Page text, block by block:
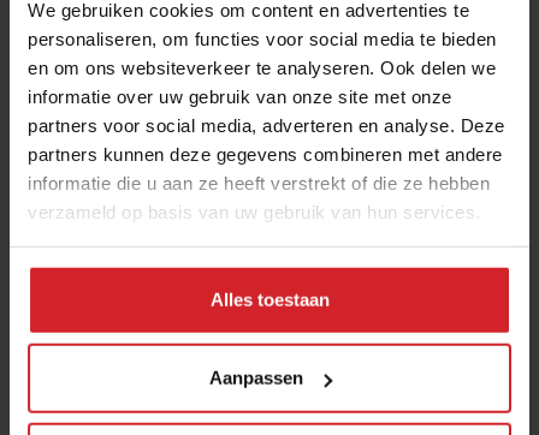
We gebruiken cookies om content en advertenties te
personaliseren, om functies voor social media te bieden
en om ons websiteverkeer te analyseren. Ook delen we
informatie over uw gebruik van onze site met onze
partners voor social media, adverteren en analyse. Deze
partners kunnen deze gegevens combineren met andere
informatie die u aan ze heeft verstrekt of die ze hebben
verzameld op basis van uw gebruik van hun services.
Alles toestaan
Aanpassen
Dynamische tijd voor Bakker Bart: van
9 naar 14 miljoen bezoekers door to
go-locaties
7 augustus 2026| 7 min
dus ik ga naar Japan
7 augustus 2026| 4 min
Eten in Amsterdam: van verscholen
eetcafés tot De Strip in Noord